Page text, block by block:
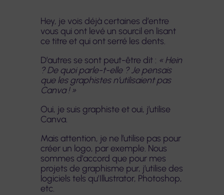
Hey, je vois déjà certaines d’entre
vous qui ont levé un sourcil en lisant
ce titre et qui ont serré les dents.
D’autres se sont peut-être dit : « Hein
? De quoi parle-t-elle ? Je pensais
que les graphistes n’utilisaient pas
Canva ! »
Oui, je suis graphiste et oui, j’utilise
Canva.
Mais attention, je ne l’utilise pas pour
créer un logo, par exemple. Nous
sommes d’accord que pour mes
projets de graphisme pur, j’utilise des
logiciels tels qu’Illustrator, Photoshop,
etc.